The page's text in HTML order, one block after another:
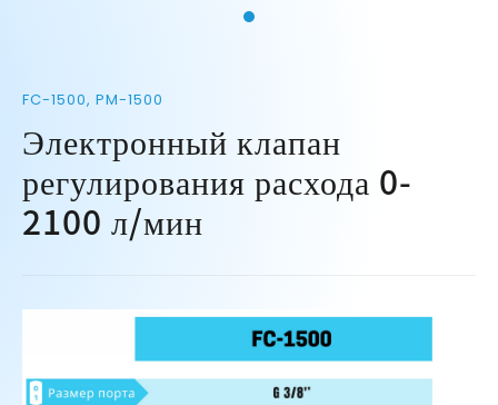
FC-1500, PM-1500
Электронный клапан
регулирования расхода 0-
2100 л/мин